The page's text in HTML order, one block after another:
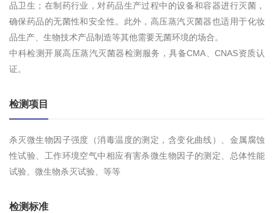
品卫生；在制药行业，对药品生产过程中的设备和容器进行灭菌，
确保药品的无菌性和安全性。此外，高压蒸汽灭菌器也适用于化妆
品生产、生物技术产品制造等其他需要无菌环境的场合。
中科检测开展高压蒸汽灭菌器检测服务，具备CMA、CNAS资质认
证。
检测项目
杀灭微生物因子强度（消毒温度的测定，含变化曲线）、金属腐蚀
性试验、工作环境空气中相应有害杀微生物因子的测定、总体性能
试验、微生物杀灭试验、等等
检测标准